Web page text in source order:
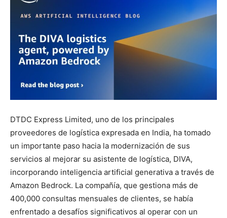
DTDC Express Limited, uno de los principales
proveedores de logística expresada en India, ha tomado
un importante paso hacia la modernización de sus
servicios al mejorar su asistente de logística, DIVA,
incorporando inteligencia artificial generativa a través de
Amazon Bedrock. La compañía, que gestiona más de
400,000 consultas mensuales de clientes, se había
enfrentado a desafíos significativos al operar con un